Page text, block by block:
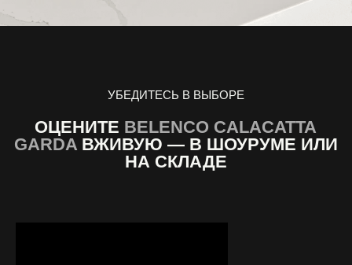
ОЦЕНИТЕ BELENCO CALACATTA
GARDAВЖИВУЮ — В ШОУРУМЕ ИЛИ
НА СКЛАДЕ
УБЕДИТЕСЬ В ВЫБОРЕ